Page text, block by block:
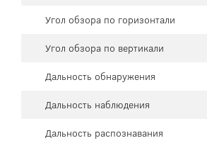
Угол обзора по горизонтали
Угол обзора по вертикали
Дальность обнаружения
Дальность наблюдения
Дальность распознавания